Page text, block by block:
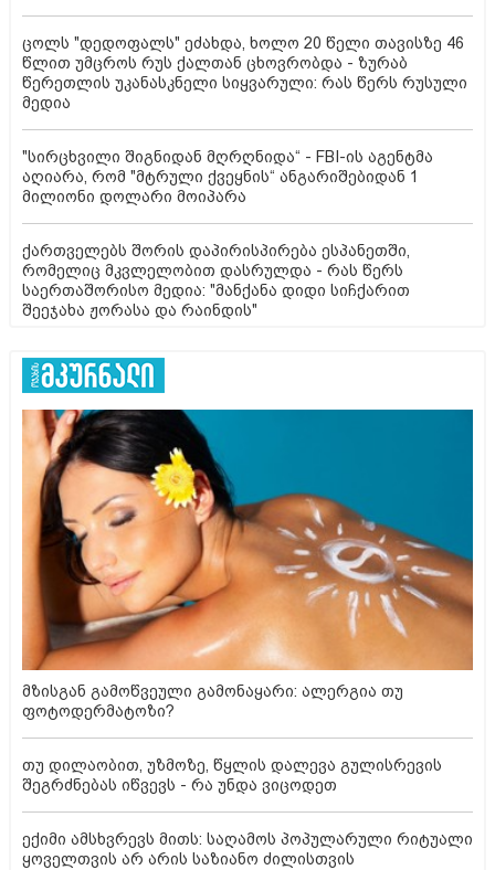
ცოლს "დედოფალს" ეძახდა, ხოლო 20 წელი თავისზე 46
წლით უმცროს რუს ქალთან ცხოვრობდა - ზურაბ
წერეთლის უკანასკნელი სიყვარული: რას წერს რუსული
მედია
"სირცხვილი შიგნიდან მღრღნიდა“ - FBI-ის აგენტმა
აღიარა, რომ "მტრული ქვეყნის“ ანგარიშებიდან 1
მილიონი დოლარი მოიპარა
ქართველებს შორის დაპირისპირება ესპანეთში,
რომელიც მკვლელობით დასრულდა - რას წერს
საერთაშორისო მედია: "მანქანა დიდი სიჩქარით
შეეჯახა ჟორასა და რაინდის"
მზისგან გამოწვეული გამონაყარი: ალერგია თუ
ფოტოდერმატოზი?
თუ დილაობით, უზმოზე, წყლის დალევა გულისრევის
შეგრძნებას იწვევს - რა უნდა ვიცოდეთ
ექიმი ამსხვრევს მითს: საღამოს პოპულარული რიტუალი
ყოველთვის არ არის საზიანო ძილისთვის